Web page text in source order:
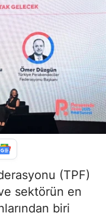
(TPF)
sektörün en
biri